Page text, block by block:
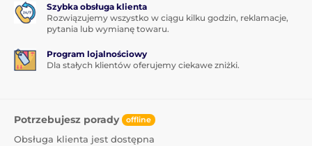
Szybka obsługa klienta
Rozwiązujemy wszystko w ciągu kilku godzin, reklamacje,
pytania lub wymianę towaru.
Program lojalnościowy
Dla stałych klientów oferujemy ciekawe zniżki.
Potrzebujesz porady offline
Obsługa klienta jest dostępna